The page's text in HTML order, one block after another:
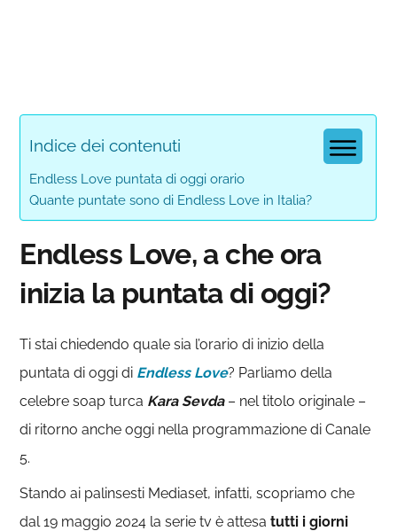
Indice dei contenuti
Endless Love puntata di oggi orario
Quante puntate sono di Endless Love in Italia?
Endless Love, a che ora
inizia la puntata di oggi?
Ti stai chiedendo quale sia l’orario di inizio della
puntata di oggi di Endless Love? Parliamo della
celebre soap turca Kara Sevda– nel titolo originale –
di ritorno anche oggi nella programmazione di Canale
5.
Stando ai palinsesti Mediaset, infatti, scopriamo che
dal 19 maggio 2024 la serie tv è attesatutti i giorni